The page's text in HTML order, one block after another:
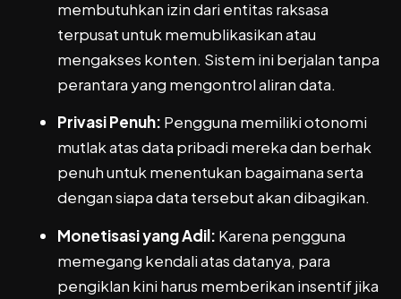
membutuhkan izin dari entitas raksasa
terpusat untuk memublikasikan atau
mengakses konten. Sistem ini berjalan tanpa
perantara yang mengontrol aliran data.
Privasi Penuh: Pengguna memiliki otonomi
mutlak atas data pribadi mereka dan berhak
penuh untuk menentukan bagaimana serta
dengan siapa data tersebut akan dibagikan.
Monetisasi yang Adil: Karena pengguna
memegang kendali atas datanya, para
pengiklan kini harus memberikan insentif jika